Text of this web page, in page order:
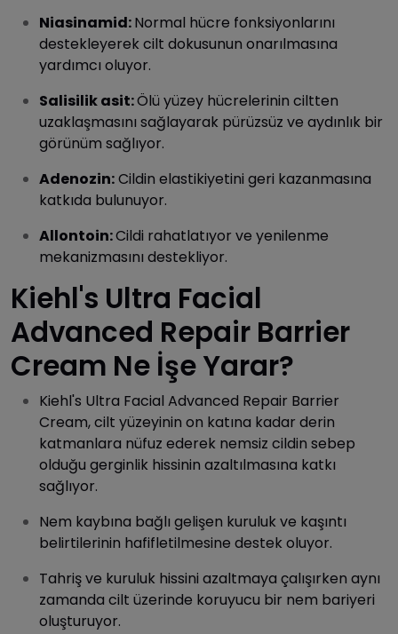
Niasinamid:Normal hücre fonksiyonlarını
destekleyerek cilt dokusunun onarılmasına
yardımcı oluyor.
Salisilik asit:Ölü yüzey hücrelerinin ciltten
uzaklaşmasını sağlayarak pürüzsüz ve aydınlık bir
görünüm sağlıyor.
Adenozin:Cildin elastikiyetini geri kazanmasına
katkıda bulunuyor.
Allontoin:Cildi rahatlatıyor ve yenilenme
mekanizmasını destekliyor.
Kiehl's Ultra Facial
Advanced Repair Barrier
Cream Ne İşe Yarar?
Kiehl's Ultra Facial Advanced Repair Barrier
Cream, cilt yüzeyinin on katına kadar derin
katmanlara nüfuz ederek nemsiz cildin sebep
olduğu gerginlik hissinin azaltılmasına katkı
sağlıyor.
Nem kaybına bağlı gelişen kuruluk ve kaşıntı
belirtilerinin hafifletilmesine destek oluyor.
Tahriş ve kuruluk hissini azaltmaya çalışırken aynı
zamanda cilt üzerinde koruyucu bir nem bariyeri
oluşturuyor.